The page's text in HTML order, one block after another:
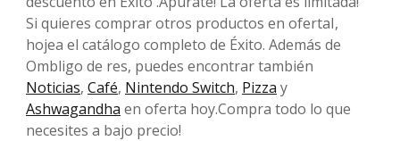
Si quieres comprar otros productos en ofertaI,
hojea el catálogo completo de Éxito. Además de
Ombligo de res, puedes encontrar también
Noticias, Café, Nintendo Switch, Pizza y
Ashwagandha en oferta hoy.Compra todo lo que
necesites a bajo precio!